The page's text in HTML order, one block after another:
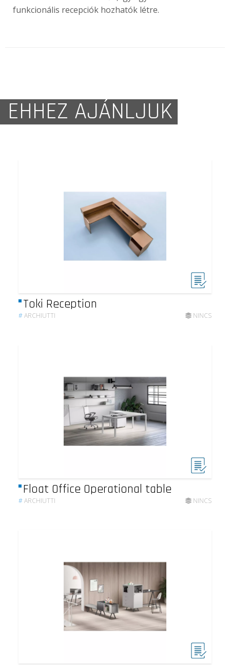
funkcionális recepciók hozhatók létre.
EHHEZ AJÁNLJUK
Toki Reception
#ARCHIUTTI NINCS
Float Office Operational table
#ARCHIUTTI NINCS